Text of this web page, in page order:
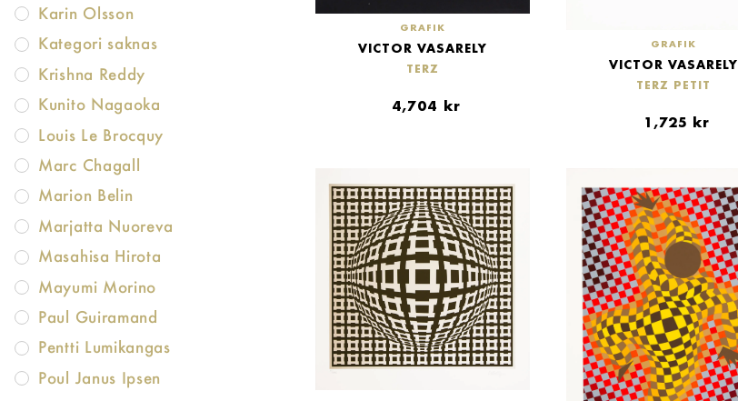
Karin Olsson
Kategori saknas
Krishna Reddy
Kunito Nagaoka
Louis Le Brocquy
Marc Chagall
Marion Belin
Marjatta Nuoreva
Masahisa Hirota
Mayumi Morino
Paul Guiramand
Pentti Lumikangas
Poul Janus Ipsen
GRAFIK
VICTOR VASARELY
TERZ
4,704 kr
GRAFIK
VICTOR VASARELY
TERZ PETIT
1,725 kr